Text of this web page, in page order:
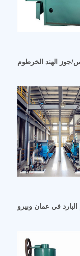
جوز الهند الخرطوم
في عمان وبيرو